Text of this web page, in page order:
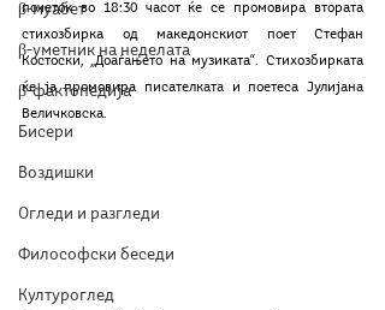
β-муабет
β-уметник на неделата
β-фактопедија
Бисери
Воздишки
Огледи и разгледи
Философски беседи
Културоглед
почеток во 18:30 часот ќе се промовира втората
стихозбирка од македонскиот поет Стефан
Костоски, „Доаѓањето на музиката“. Стихозбирката
ќе ја промовира писателката и поетеса Јулијана
Величковска.